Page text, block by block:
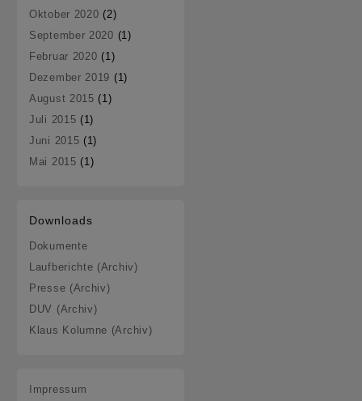
Oktober 2020 (2)
September 2020 (1)
Februar 2020 (1)
Dezember 2019 (1)
August 2015 (1)
Juli 2015 (1)
Juni 2015 (1)
Mai 2015 (1)
Downloads
Dokumente
Laufberichte (Archiv)
Presse (Archiv)
DUV (Archiv)
Klaus Kolumne (Archiv)
Impressum